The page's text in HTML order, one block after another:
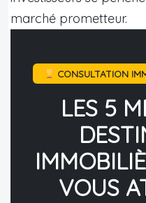
marché prometteur.
CONSULTATION
LES 5
VOUS